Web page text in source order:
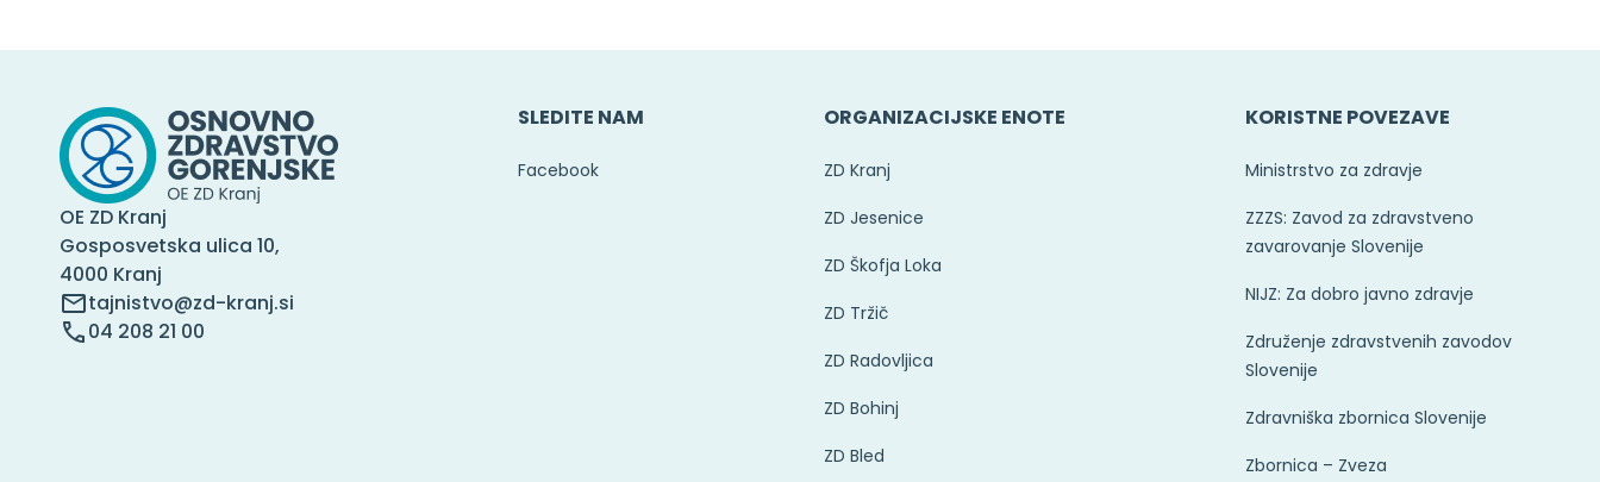
OE ZD Kranj
Gosposvetska ulica 10,
4000 Kranj
tajnistvo@zd-kranj.si
04 208 21 00
SLEDITE NAM
Facebook
ORGANIZACIJSKE ENOTE
ZD Kranj
ZD Jesenice
ZD Škofja Loka
ZD Tržič
ZD Radovljica
ZD Bohinj
ZD Bled
KORISTNE POVEZAVE
Ministrstvo za zdravje
ZZZS: Zavod za zdravstveno
zavarovanje Slovenije
NIJZ: Za dobro javno zdravje
Združenje zdravstvenih zavodov
Slovenije
Zdravniška zbornica Slovenije
Zbornica – Zveza